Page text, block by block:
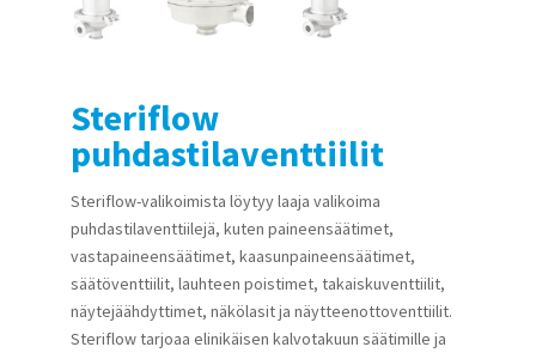
Steriflow
puhdastilaventtiilit
Steriflow-valikoimista löytyy laaja valikoima
puhdastilaventtiilejä, kuten paineensäätimet,
vastapaineensäätimet, kaasunpaineensäätimet,
säätöventtiilit, lauhteen poistimet, takaiskuventtiilit,
näytejäähdyttimet, näkölasit ja näytteenottoventtiilit.
Steriflow tarjoaa elinikäisen kalvotakuun säätimille ja